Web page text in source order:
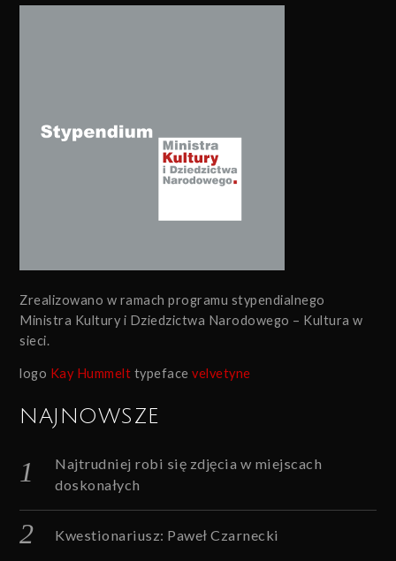
Zrealizowano w ramach programu stypendialnego
Ministra Kultury i Dziedzictwa Narodowego – Kultura w
sieci.
logo Kay Hummelt typefacevelvetyne
NAJNOWSZE
Najtrudniej robi się zdjęcia w miejscach
doskonałych
Kwestionariusz: Paweł Czarnecki